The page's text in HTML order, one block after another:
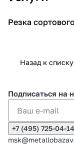
Резка
Назад к списку
Подписаться на
+7 (495) 725-04-14